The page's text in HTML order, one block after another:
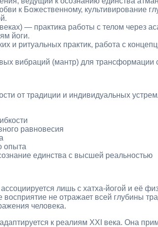
к Божественному, культивирование
— практика работы с телом через
йоги.
и ритуальных практик, работа с
вибраций (мантр) для трансформации
от традиции и индивидуальных
равновесия
опыта
единства с высшей реальностью
лишь с хатха‑йогой и её
не отражает всей глубины
человека.
к реалиям XXI века. Она